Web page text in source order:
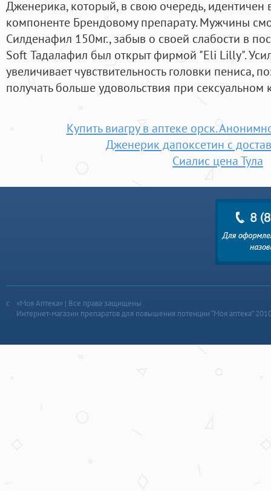
Дженерика, который, в свою очередь,
компоненте Брендовому препарату. Мужчины
Силденафил 150мг., забыв о своей слабости в
Soft Тадалафил был открыт фирмой "Eli Lilly".
увеличивает чувствительность головки пениса,
получать больше удовольствия при сексуальном
Купить виагру в аптеке орск.
Дженерик дапоксетин с
Сиалис цена Тула
«Моя Аптека» | Все права защищены
Интернет-магазин препаратов для повышения потенции “Моя аптека”